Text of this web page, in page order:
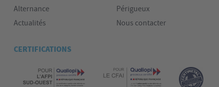
Alternance
Actualités
Périgueux
Nous contacter
CERTIFICATIONS